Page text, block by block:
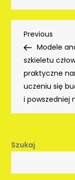
wpisu
Previous
Post
Previous
Modele
szkieletu
praktyczne
uczeniu się
i powszedniej
Szukaj